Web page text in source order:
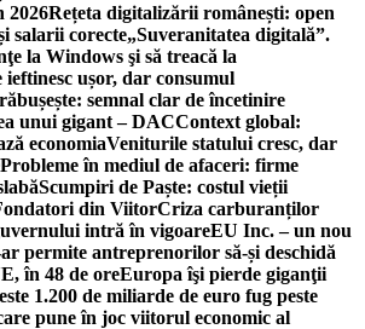
2026Rețeta digitalizării românești: open
salarii corecte„Suveranitatea digitală”.
la Windows şi să treacă la
ușor, dar consumul
semnal clar de încetinire
unui gigant – DACContext global:
economiaVeniturile statului cresc, dar
Probleme în mediul de afaceri: firme
Scumpiri de Paște: costul vieții
din ViitorCriza carburanților
intră în vigoareEU Inc. – un nou
permite antreprenorilor să-și deschidă
în 48 de oreEuropa îşi pierde giganţii
1.200 de miliarde de euro fug peste
pune în joc viitorul economic al